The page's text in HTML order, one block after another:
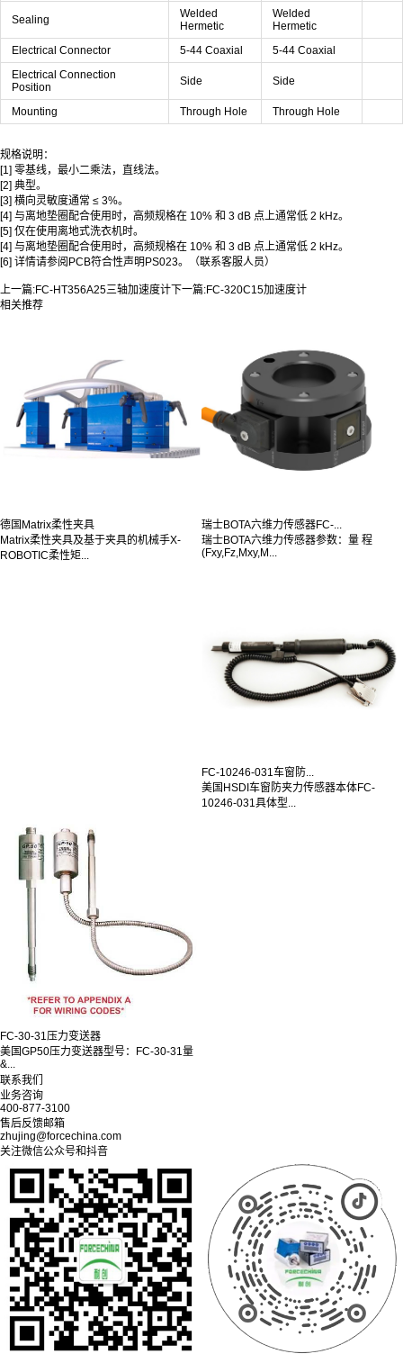
Sealing
Welded
Hermetic
Welded
Hermetic
Electrical Connector
5-44 Coaxial
5-44 Coaxial
Electrical Connection
Position
Side Side
Mounting Through Hole Through Hole
规格说明：
[1] 零基线，最小二乘法，直线法。
[2] 典型。
[3] 横向灵敏度通常 ≤ 3%。
[4] 与离地垫圈配合使用时，高频规格在 10% 和 3 dB 点上通常低 2 kHz。
[5] 仅在使用离地式洗衣机时。
[4] 与离地垫圈配合使用时，高频规格在 10% 和 3 dB 点上通常低 2 kHz。
[6] 详情请参阅PCB符合性声明PS023。（联系客服人员）
上一篇:FC-HT356A25三轴加速度计 下一篇:FC-320C15加速度计
相关推荐
德国Matrix柔性夹具
Matrix柔性夹具及基于夹具的机械手X-
ROBOTIC柔性矩...
瑞士BOTA六维力传感器FC-...
瑞士BOTA六维力传感器参数：量 程
(Fxy,Fz,Mxy,M...
FC-10246-031车窗防...
美国HSDI车窗防夹力传感器本体FC-
10246-031具体型...
FC-30-31压力变送器
美国GP50压力变送器型号：FC-30-31量
&...
联系我们
业务咨询
400-877-3100
售后反馈邮箱
zhujing@forcechina.com
关注微信公众号和抖音